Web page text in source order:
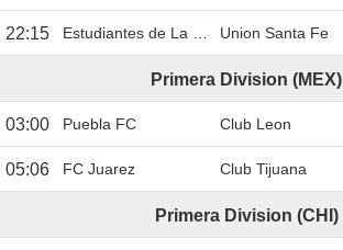
22:15 Estudiantes de La Plata Union Santa Fe
Primera Division (MEX)
03:00 Puebla FC Club Leon
05:06 FC Juarez Club Tijuana
Primera Division (CHI)